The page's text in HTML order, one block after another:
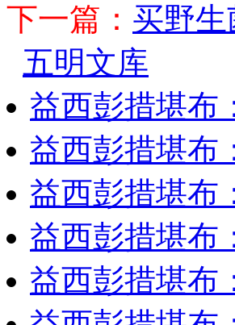
下一篇： 买野
五明文库
益西彭措堪布
益西彭措堪布
益西彭措堪布
益西彭措堪布
益西彭措堪布